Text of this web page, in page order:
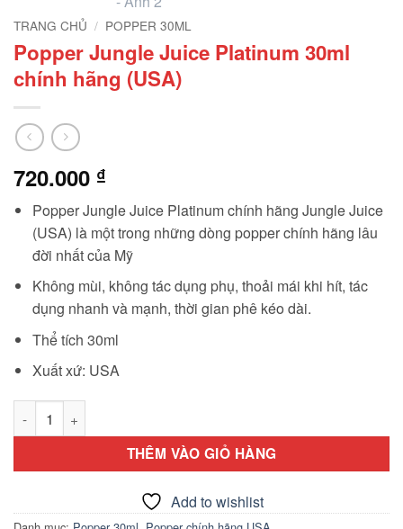
TRANG CHỦ / POPPER 30ML
Popper Jungle Juice Platinum 30ml
chính hãng (USA)
720.000 ₫
Popper Jungle Juice Platinum chính hãng Jungle Juice
(USA) là một trong những dòng popper chính hãng lâu
đời nhất của Mỹ
Không mùi, không tác dụng phụ, thoải mái khi hít, tác
dụng nhanh và mạnh, thời gian phê kéo dài.
Thể tích 30ml
Xuất xứ: USA
THÊM VÀO GIỎ HÀNG
Add to wishlist